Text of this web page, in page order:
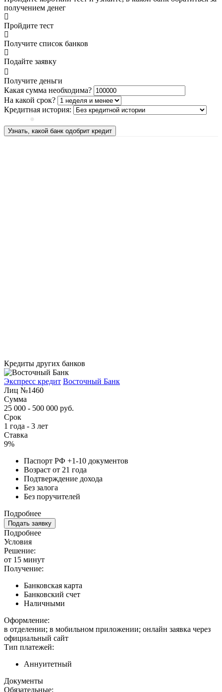
получением денег
Пройдите тест
Получите список банков
Подайте заявку
Получите деньги
Какая сумма необходима?
На какой срок?
Кредитная история:
Узнать, какой банк одобрит кредит
Кредиты других банков
Экспресс кредит Восточный Банк
Лиц №1460
Сумма
25 000 - 500 000 руб.
Срок
1 года - 3 лет
Ставка
9%
Паспорт РФ +1-10 документов
Возраст от 21 года
Подтверждение дохода
Без залога
Без поручителей
Подробнее
Подать заявку
Подробнее
Условия
Решение:
от 15 минут
Получение:
Банковская карта
Банковский счет
Наличными
Оформление:
в отделении; в мобильном приложении; онлайн заявка через
официальный сайт
Тип платежей:
Аннуитетный
Документы
Обязательные: